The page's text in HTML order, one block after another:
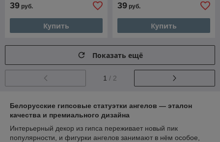
39 руб.
Купить
39 руб.
Купить
Показать ещё
1 / 2
Белорусские гипсовые статуэтки ангелов — эталон
качества и премиального дизайна
Интерьерный декор из гипса переживает новый пик
популярности, и фигурки ангелов занимают в нём особое,